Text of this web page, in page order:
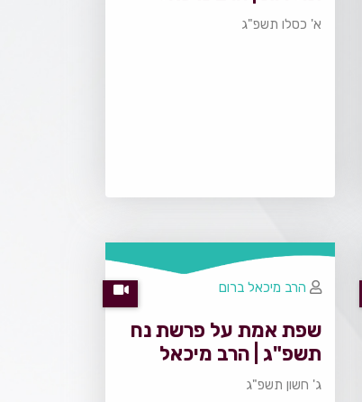
ברום
א' כסלו תשפ"ג
שפת אמת על פרשת נח
תשפ"ג | הרב מיכאל
ברום
ג' חשון תשפ"ג
הרב מיכאל ברום